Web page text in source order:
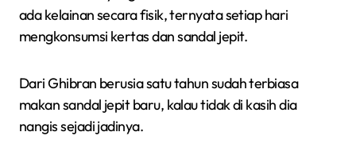
ada kelainan secara fisik, ternyata setiap hari
mengkonsumsi kertas dan sandal jepit.
Dari Ghibran berusia satu tahun sudah terbiasa
makan sandal jepit baru, kalau tidak di kasih dia
nangis sejadi jadinya.